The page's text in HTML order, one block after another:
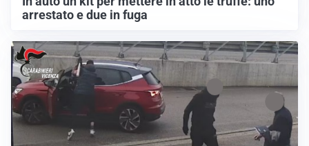
arrestato e due in fuga